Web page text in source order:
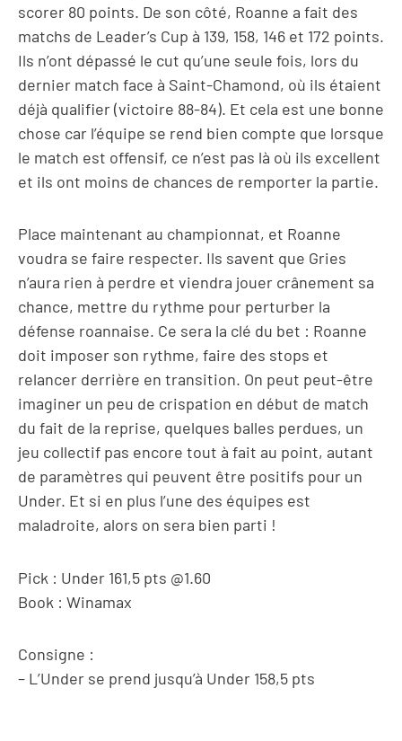
scorer 80 points. De son côté, Roanne a fait des
matchs de Leader’s Cup à 139, 158, 146 et 172 points.
Ils n’ont dépassé le cut qu’une seule fois, lors du
dernier match face à Saint-Chamond, où ils étaient
déjà qualifier (victoire 88-84). Et cela est une bonne
chose car l’équipe se rend bien compte que lorsque
le match est offensif, ce n’est pas là où ils excellent
et ils ont moins de chances de remporter la partie.
Place maintenant au championnat, et Roanne
voudra se faire respecter. Ils savent que Gries
n’aura rien à perdre et viendra jouer crânement sa
chance, mettre du rythme pour perturber la
défense roannaise. Ce sera la clé du bet : Roanne
doit imposer son rythme, faire des stops et
relancer derrière en transition. On peut peut-être
imaginer un peu de crispation en début de match
du fait de la reprise, quelques balles perdues, un
jeu collectif pas encore tout à fait au point, autant
de paramètres qui peuvent être positifs pour un
Under. Et si en plus l’une des équipes est
maladroite, alors on sera bien parti !
Pick : Under 161,5 pts @1.60
Book : Winamax
Consigne :
– L’Under se prend jusqu’à Under 158,5 pts